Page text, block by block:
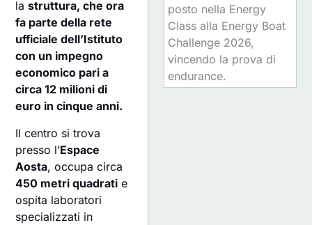
lastruttura, che ora
fa parte della rete
ufficiale dell’Istituto
con un impegno
economico pari a
circa 12 milioni di
euro in cinque anni.
Il centro si trova
presso l’Espace
Aosta, occupa circa
450 metri quadrati e
ospita laboratori
specializzati in
posto nella Energy
Class alla Energy Boat
Challenge 2026,
vincendo la prova di
endurance.